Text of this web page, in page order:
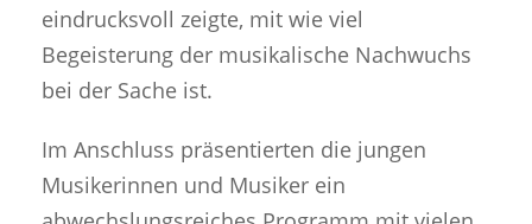
eindrucksvoll zeigte, mit wie viel
Begeisterung der musikalische Nachwuchs
bei der Sache ist.
Im Anschluss präsentierten die jungen
Musikerinnen und Musiker ein